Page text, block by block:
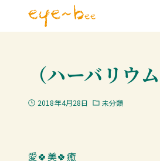
（ハーバリウ
2018年4月28日 未分類
愛🍀美🍀癒